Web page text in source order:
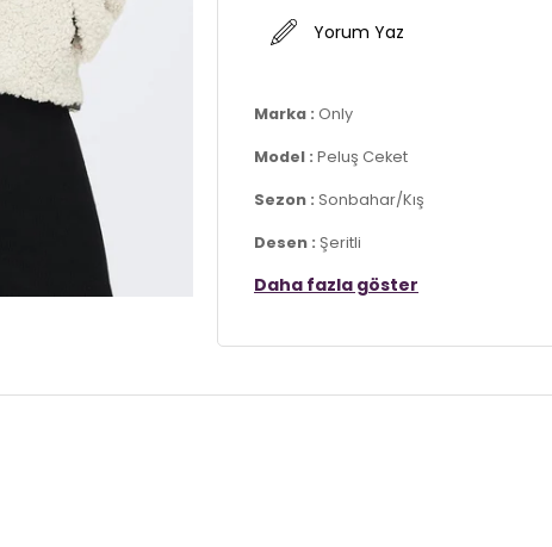
Yorum Yaz
Marka : Only
Model : Peluş Ceket
Sezon : Sonbahar/Kış
Desen : Şeritli
Materyal :% 100 Polyester
Daha fazla göster